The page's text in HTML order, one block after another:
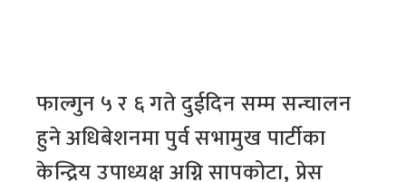
फाल्गुन ५ र ६ गते दुईदिन सम्म सन्चालन
हुने अधिबेशनमा पुर्व सभामुख पार्टीका
केन्द्रिय उपाध्यक्ष अग्नि सापकोटा, प्रेस